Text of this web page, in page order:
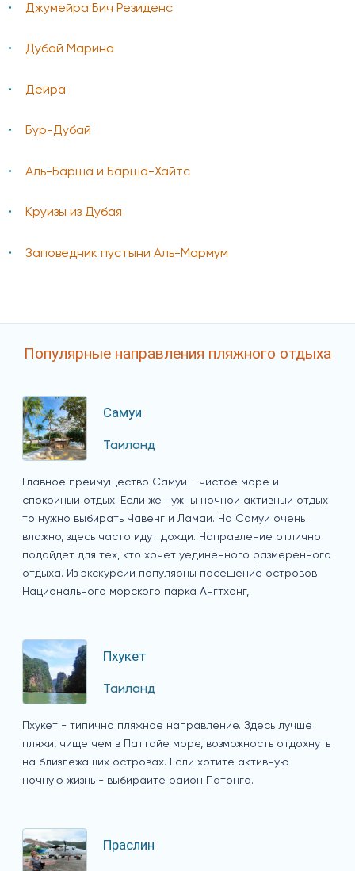
Джумейра Бич Резиденс
Дубай Марина
Дейра
Бур-Дубай
Аль-Барша и Барша-Хайтс
Круизы из Дубая
Заповедник пустыни Аль-Мармум
Популярные направления пляжного отдыха
Самуи
Таиланд
Главное преимущество Самуи - чистое море и
спокойный отдых. Если же нужны ночной активный отдых
то нужно выбирать Чавенг и Ламаи. На Самуи очень
влажно, здесь часто идут дожди. Направление отлично
подойдет для тех, кто хочет уединенного размеренного
отдыха. Из экскурсий популярны посещение островов
Национального морского парка Ангтхонг,
Пхукет
Таиланд
Пхукет - типично пляжное направление. Здесь лучше
пляжи, чище чем в Паттайе море, возможность отдохнуть
на близлежащих островах. Если хотите активную
ночную жизнь - выбирайте район Патонга.
Праслин